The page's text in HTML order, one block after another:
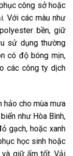
công sở hoặc
Với các màu như
bền, giữ
sử dụng thường
có độ bóng mịn,
các công ty dịch
hảo cho mùa mưa
như Hòa Bình,
gạch, hoặc xanh
học sinh hoặc
giữ ấm tốt. Vải